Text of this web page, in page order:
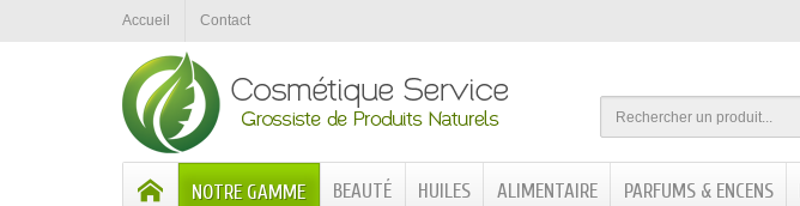
Accueil Contact
NOTRE GAMME BEAUTÉ HUILES ALIMENTAIRE PARFUMS & ENCENS